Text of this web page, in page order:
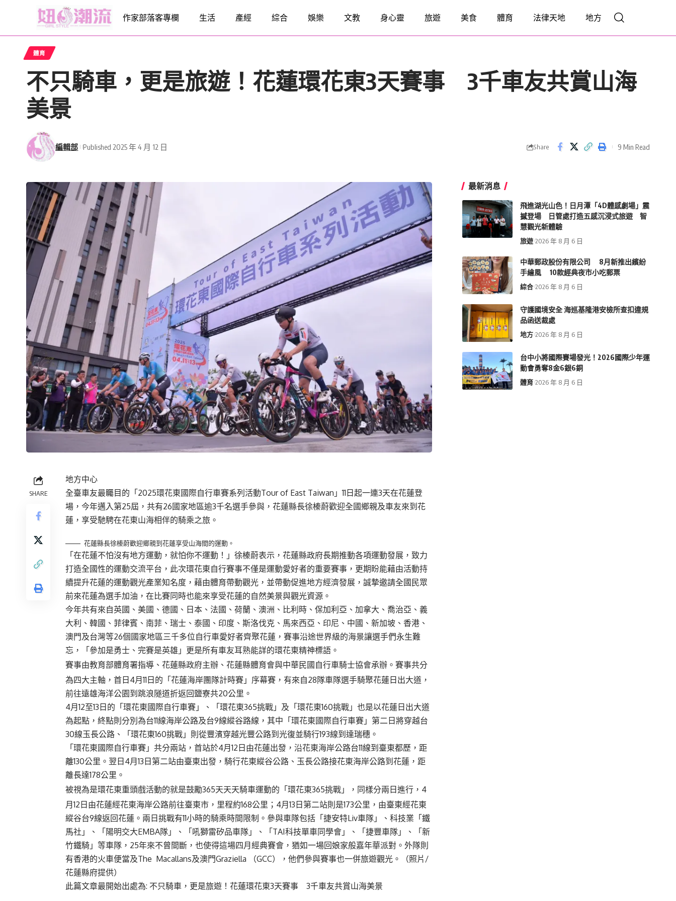
作家部落客專欄 生活 產經 綜合 娛樂 文教 身心靈 旅遊 美食 體育 法律天地 地方
體育
不只騎車，更是旅遊！花蓮環花東3天賽事 3千車友共賞山海
美景
編輯部 Published 2025 年 4 月 12 日 Share 9 Min Read
SHARE
地方中心
全臺車友最矚目的「2025環花東國際自行車賽系列活動Tour of East Taiwan」11日起一連3天在花蓮登
場，今年邁入第25屆，共有26國家地區逾3千名選手參與，花蓮縣長徐榛蔚歡迎全國鄉親及車友來到花
蓮，享受馳騁在花東山海相伴的騎乘之旅。
花蓮縣長徐榛蔚歡迎鄉親到花蓮享受山海間的運動。
「在花蓮不怕沒有地方運動，就怕你不運動！」徐榛蔚表示，花蓮縣政府長期推動各項運動發展，致力
打造全國性的運動交流平台，此次環花東自行賽事不僅是運動愛好者的重要賽事，更期盼能藉由活動持
續提升花蓮的運動觀光產業知名度，藉由體育帶動觀光，並帶動促進地方經濟發展，誠摯邀請全國民眾
前來花蓮為選手加油，在比賽同時也能來享受花蓮的自然美景與觀光資源。
今年共有來自英國、美國、德國、日本、法國、荷蘭、澳洲、比利時、保加利亞、加拿大、喬治亞、義
大利、韓國、菲律賓、南菲、瑞士、泰國、印度、斯洛伐克、馬來西亞、印尼、中國、新加坡、香港、
澳門及台灣等26個國家地區三千多位自行車愛好者齊聚花蓮，賽事沿途世界級的海景讓選手們永生難
忘，「參加是勇士、完賽是英雄」更是所有車友耳熟能詳的環花東精神標語。
賽事由教育部體育署指導、花蓮縣政府主辦、花蓮縣體育會與中華民國自行車騎士協會承辦。賽事共分
為四大主軸， 首日4月11日的「花蓮海岸團隊計時賽」序幕賽，有來自28隊車隊選手騎聚花蓮日出大道，
前往遠雄海洋公園到跳浪隧道折返回鹽寮共20公里。
4月12至13日的「環花東國際自行車賽」、「環花東365挑戰」及「環花東160挑戰」也是以花蓮日出大道
為起點，終點則分別為台11線海岸公路及台9線縱谷路線，其中「環花東國際自行車賽」第二日將穿越台
30線玉長公路、「環花東160挑戰」則從豐濱穿越光豐公路到光復並騎行193線到達瑞穗。
「環花東國際自行車賽」共分兩站，首站於4月12日由花蓮出發，沿花東海岸公路台11線到臺東都歷，距
離130公里。翌日4月13日第二站由臺東出發，騎行花東縱谷公路、玉長公路接花東海岸公路到花蓮，距
離長達178公里。
被視為是環花東重頭戲活動的就是鼓勵365天天天騎車運動的「環花東365挑戰」，同樣分兩日進行，4
月12日由花蓮經花東海岸公路前往臺東市，里程約168公里；4月13日第二站則是173公里，由臺東經花東
縱谷台9線返回花蓮。兩日挑戰有11小時的騎乘時間限制。參與車隊包括「捷安特Liv車隊」、科技業「鐵
馬社」、「陽明交大EMBA隊」、「吼獅雷矽品車隊」、「TAI科技單車同學會」、「捷豐車隊」、「新
竹鐵騎」等車隊，25年來不曾間斷，也使得這場四月經典賽會，猶如一場回娘家般嘉年華派對。外隊則
有香港的火車便當及The Macallans及澳門Graziella （GCC），他們參與賽事也一併旅遊觀光。（照片/
花蓮縣府提供）
此篇文章最開始出處為: 不只騎車，更是旅遊！花蓮環花東3天賽事 3千車友共賞山海美景
最新消息
飛進湖光山色！日月潭「4D體感劇場」震
撼登場 日管處打造五感沉浸式旅遊 智
慧觀光新體驗
旅遊 2026 年 8 月 6 日
中華郵政股份有限公司 8月新推出繽紛
手繪風 10款經典夜市小吃郵票
綜合 2026 年 8 月 6 日
守護國境安全 海巡基隆港安檢所查扣違規
品函送裁處
地方 2026 年 8 月 6 日
台中小將國際賽場發光！2026國際少年運
動會勇奪8金6銀6銅
體育 2026 年 8 月 6 日